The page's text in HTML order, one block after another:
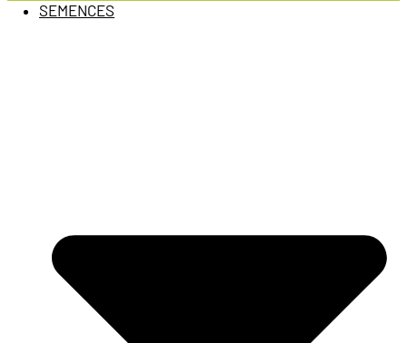
SEMENCES